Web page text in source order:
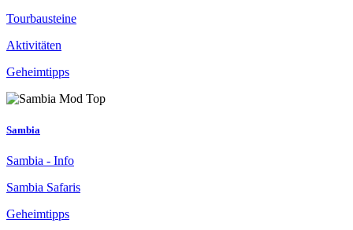
Tourbausteine
Aktivitäten
Geheimtipps
Sambia
Sambia - Info
Sambia Safaris
Geheimtipps